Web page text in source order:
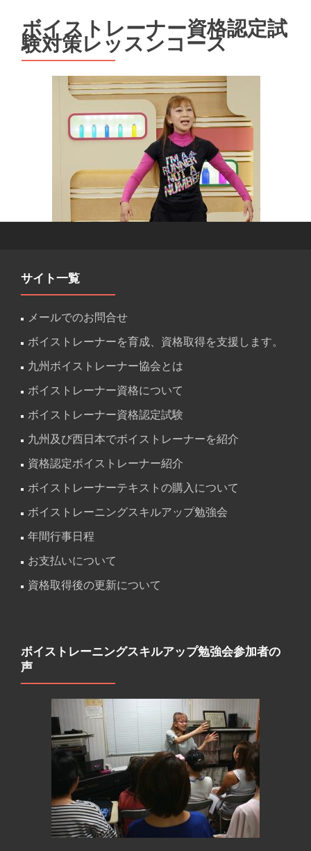
ボイストレーナー資格認定試
験対策レッスンコース
サイト一覧
メールでのお問合せ
ボイストレーナーを育成、資格取得を支援します。
九州ボイストレーナー協会とは
ボイストレーナー資格について
ボイストレーナー資格認定試験
九州及び西日本でボイストレーナーを紹介
資格認定ボイストレーナー紹介
ボイストレーナーテキストの購入について
ボイストレーニングスキルアップ勉強会
年間行事日程
お支払いについて
資格取得後の更新について
ボイストレーニングスキルアップ勉強会参加者の
声